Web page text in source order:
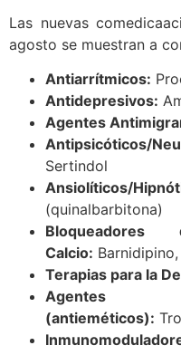
Las nuevas
agosto se muestran a
Antiarrítmicos:
Antidepresivos:
Agentes
Antipsicóticos/
Sertindol
Ansiolíticos/
(quinalbarbitona)
Calcio:
Terapias para la
Agentes
(antieméticos):